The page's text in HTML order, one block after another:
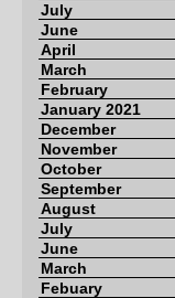
July
June
April
March
February
January 2021
December
November
October
September
August
July
June
March
Febuary